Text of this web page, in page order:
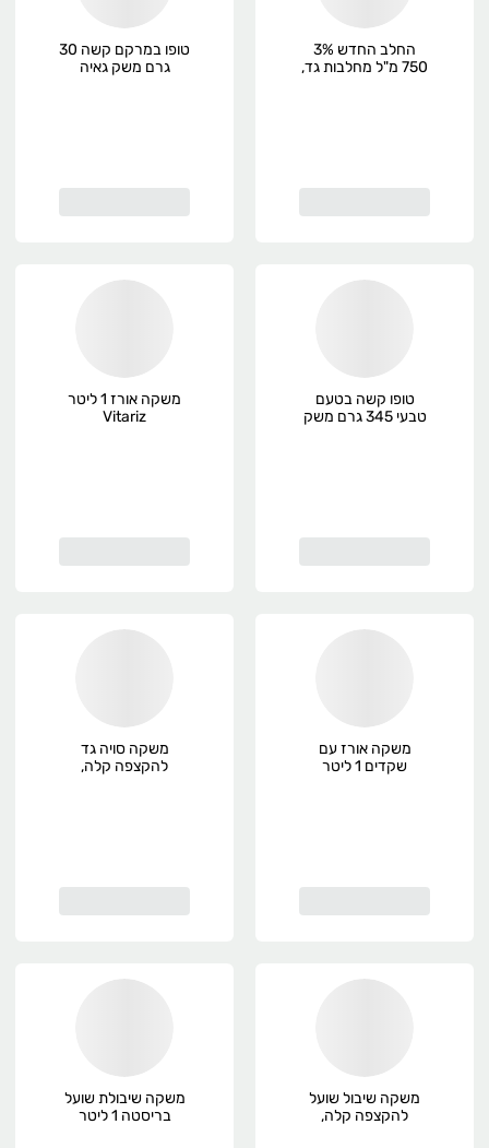
החלב החדש 3%
750 מ"ל מחלבות גד,
טופו במרקם קשה 30
גרם משק גאיה
טופו קשה בטעם
טבעי 345 גרם משק
משקה אורז 1 ליטר
Vitariz
משקה אורז עם
שקדים 1 ליטר
משקה סויה גד
להקצפה קלה,
משקה שיבול שועל
להקצפה קלה,
משקה שיבולת שועל
בריסטה 1 ליטר